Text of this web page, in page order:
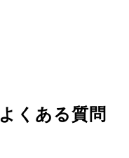
よくある質問